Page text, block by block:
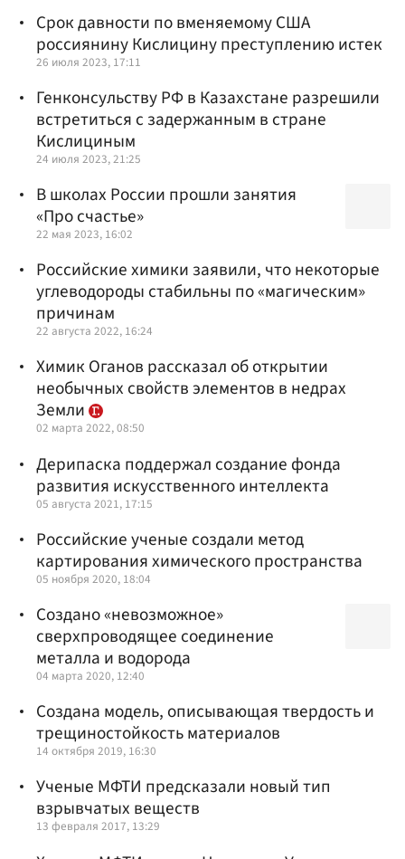
Срок давности по вменяемому США
россиянину Кислицину преступлению истек
26 июля 2023, 17:11
Генконсульству РФ в Казахстане разрешили
встретиться с задержанным в стране
Кислициным
24 июля 2023, 21:25
В школах России прошли занятия
«Про счастье»
22 мая 2023, 16:02
Российские химики заявили, что некоторые
углеводороды стабильны по «магическим»
причинам
22 августа 2022, 16:24
Химик Оганов рассказал об открытии
необычных свойств элементов в недрах
Земли
02 марта 2022, 08:50
Дерипаска поддержал создание фонда
развития искусственного интеллекта
05 августа 2021, 17:15
Российские ученые создали метод
картирования химического пространства
05 ноября 2020, 18:04
Создано «невозможное»
сверхпроводящее соединение
металла и водорода
04 марта 2020, 12:40
Создана модель, описывающая твердость и
трещиностойкость материалов
14 октября 2019, 16:30
Ученые МФТИ предсказали новый тип
взрывчатых веществ
13 февраля 2017, 13:29